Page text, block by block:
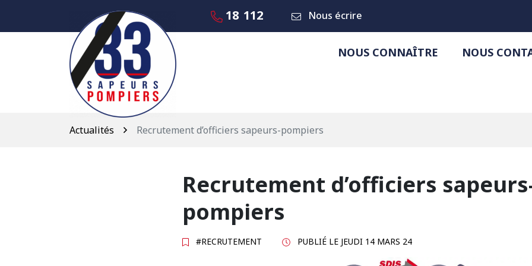
contenu
18 112 Nous écrire
NOUS CONNAÎTRE NOUS
Actualités Recrutement d’officiers sapeurs-pompiers
Recrutement d’officiers
pompiers
#RECRUTEMENT PUBLIÉ LE JEUDI 14 MARS 24